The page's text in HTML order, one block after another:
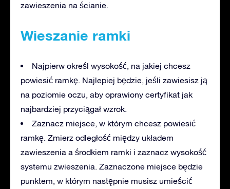
zawieszenia na ścianie.
Wieszanie ramki
Najpierw określ wysokość, na jakiej chcesz
powiesić ramkę. Najlepiej będzie, jeśli zawiesisz ją
na poziomie oczu, aby oprawiony certyfikat jak
najbardziej przyciągał wzrok.
Zaznacz miejsce, w którym chcesz powiesić
ramkę. Zmierz odległość między układem
zawieszenia a środkiem ramki i zaznacz wysokość
systemu zwieszenia. Zaznaczone miejsce będzie
punktem, w którym następnie musisz umieścić